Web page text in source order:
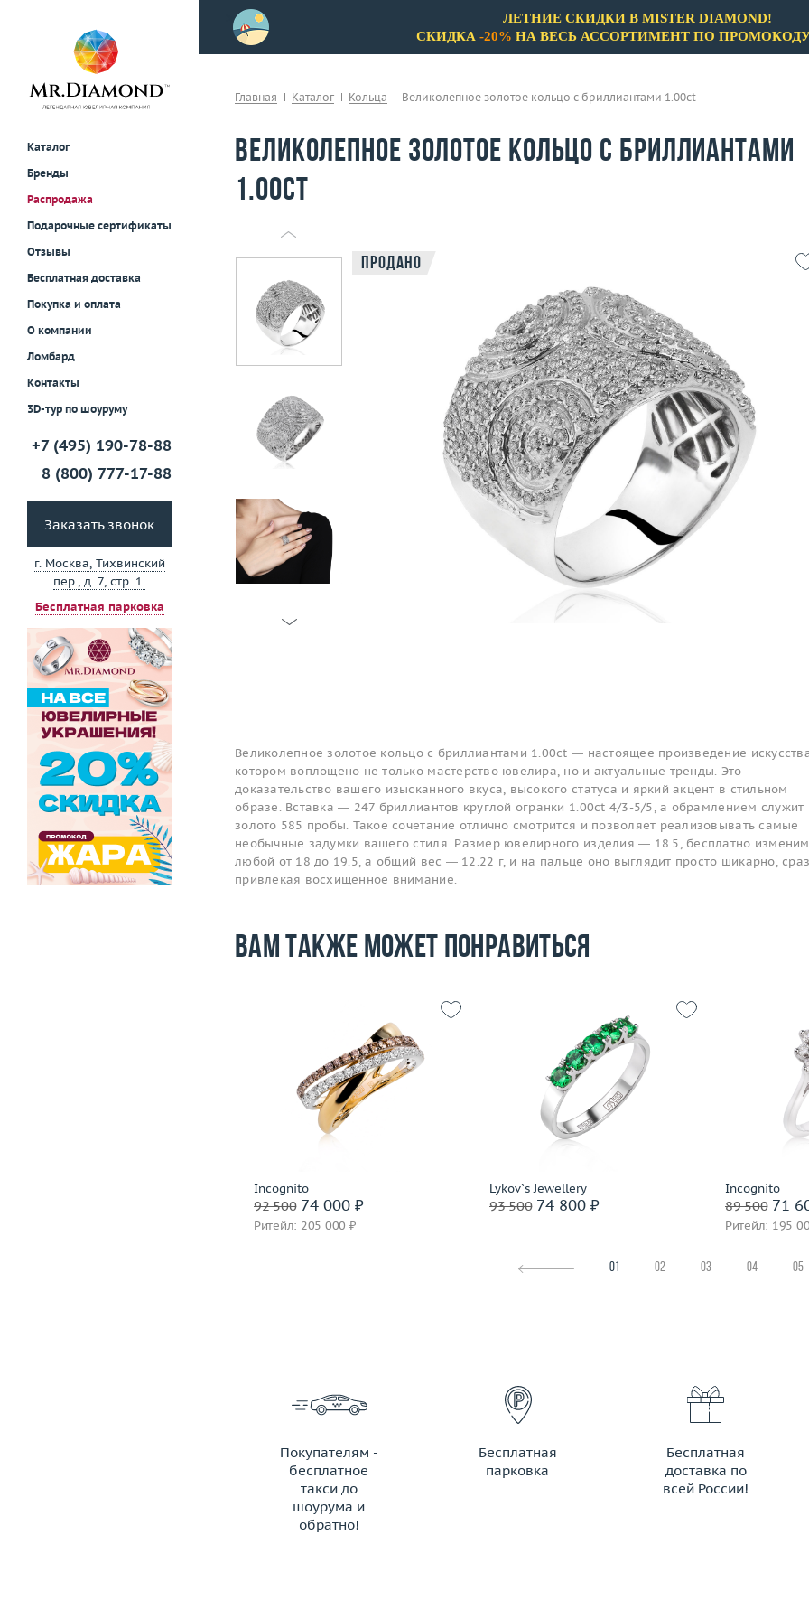
Каталог
Бренды
Распродажа
Подарочные сертификаты
Отзывы
Бесплатная доставка
Покупка и оплата
О компании
Ломбард
Контакты
3D-тур по шоуруму
+7 (495) 190-78-88
8 (800) 777-17-88
Заказать звонок
г. Москва, Тихвинский
пер., д. 7, стр. 1.
Бесплатная парковка
примерки!
ЛЕТНИЕ СКИДКИ В MISTER DIAMOND!
СКИДКА -20% НА ВЕСЬ АССОРТИМЕНТ ПО
Главная Каталог Кольца Великолепное золотое кольцо с бриллиантами 1.00ct
Великолепное золотое кольцо с бриллиантами
1.00ct
Продано
Великолепное золотое кольцо с бриллиантами 1.00ct — настоящее произведение
котором воплощено не только мастерство ювелира, но и актуальные тренды. Это
доказательство вашего изысканного вкуса, высокого статуса и яркий акцент в стильном
образе. Вставка — 247 бриллиантов круглой огранки 1.00ct 4/3-5/5, а обрамлением служит
золото 585 пробы. Такое сочетание отлично смотрится и позволяет реализовывать самые
необычные задумки вашего стиля. Размер ювелирного изделия — 18.5, бесплатно
любой от 18 до 19.5, а общий вес — 12.22 г, и на пальце оно выглядит просто шикарно,
привлекая восхищенное внимание.
Вам также может понравиться
Incognito
92 50074 000 ₽
Ритейл: 205 000 ₽
16.5
Материал
золото 585 пробы
Подробнее
Lykov`s Jewellery
93 50074 800 ₽
Материал
золото 585 пробы
Incognito
89 50071
Ритейл: 195
01 02 03 04 05
Покупателям -
бесплатное
такси до
шоурума и
обратно!
ЗАКАЗАТЬ ТАКСИ
Бесплатная
парковка
Бесплатная
доставка по
всей России!